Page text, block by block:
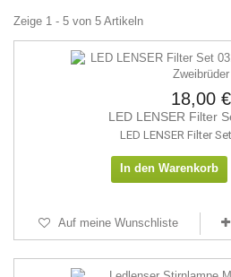
Zeige 1 - 5 von 5 Artikeln
18,00 €
LED LENSER Filter
LED LENSER Filter
In den Warenkorb
Auf meine Wunschliste